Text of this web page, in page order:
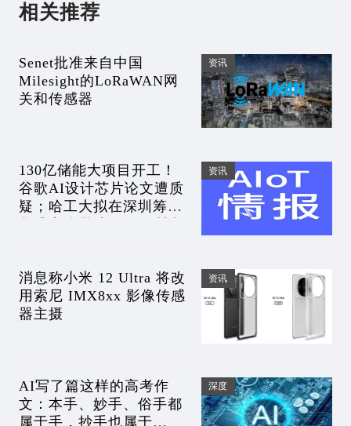
相关推荐
Senet批准来自中国
Milesight的LoRaWAN网
关和传感器
资讯
130亿储能大项目开工！
谷歌AI设计芯片论文遭质
疑；哈工大拟在深圳筹建
资讯
消息称小米 12 Ultra 将改
用索尼 IMX8xx 影像传感
器主摄
资讯
AI写了篇这样的高考作
文：本手、妙手、俗手都
属于手，抄手也属于
深度